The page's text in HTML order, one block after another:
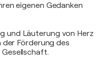
eigenen Gedanken
und Läuterung von Herz
der Förderung des